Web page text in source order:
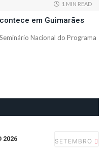
1 MIN READ
em Guimarães
Nacional do Programa
2026 SETEMBRO